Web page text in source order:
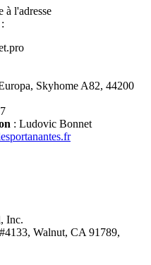
à l'adresse
Skyhome A82, 44200
: Ludovic Bonnet
Inc.
Walnut, CA 91789,